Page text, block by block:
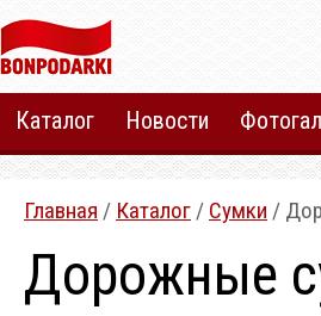
Каталог Новости
Главная / Каталог / Сумки /
Дорожные